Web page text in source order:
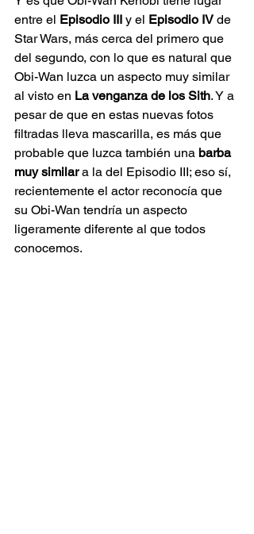
entre el Episodio III y el Episodio IV de
Star Wars, más cerca del primero que
del segundo, con lo que es natural que
Obi-Wan luzca un aspecto muy similar
al visto en La venganza de los Sith. Y a
pesar de que en estas nuevas fotos
filtradas lleva mascarilla, es más que
probable que luzca también una barba
muy similar a la del Episodio III; eso sí,
recientemente el actor reconocía que
su Obi-Wan tendría un aspecto
ligeramente diferente al que todos
conocemos.